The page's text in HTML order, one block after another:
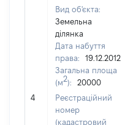
4
Вид об'єкта:
Земельна
ділянка
Дата набуття
права:
19.12.2012
Загальна площа
(м2):
20000
Реєстраційний
номер
(кадастровий